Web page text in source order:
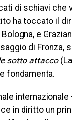
di schiavi che
ha toccato il
e
di Fronza,
sotto attacco
fondamenta.
in diritto un